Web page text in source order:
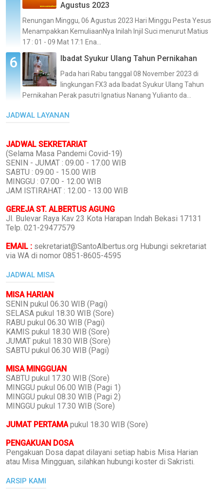
Agustus 2023
Renungan Minggu, 06 Agustus 2023 Hari Minggu Pesta Yesus
Menampakkan KemuliaanNya Inilah Injil Suci menurut Matius
17 : 01 - 09 Mat 17:1 Ena...
Ibadat Syukur Ulang Tahun Pernikahan
Pada hari Rabu tanggal 08 November 2023 di
lingkungan FX3 ada Ibadat Syukur Ulang Tahun
Pernikahan Perak pasutri Ignatius Nanang Yulianto da...
JADWAL LAYANAN
JADWAL SEKRETARIAT
(Selama Masa Pandemi Covid-19)
SENIN - JUMAT : 09.00 - 17.00 WIB
SABTU : 09.00 - 15.00 WIB
MINGGU : 07.00 - 12.00 WIB
JAM ISTIRAHAT : 12.00 - 13.00 WIB
GEREJA ST. ALBERTUS AGUNG
Jl. Bulevar Raya Kav 23 Kota Harapan Indah Bekasi 17131
Telp. 021-29477579
EMAIL : sekretariat@SantoAlbertus.org Hubungi sekretariat
via WA di nomor 0851-8605-4595
JADWAL MISA
MISA HARIAN
SENIN pukul 06.30 WIB (Pagi)
SELASA pukul 18.30 WIB (Sore)
RABU pukul 06.30 WIB (Pagi)
KAMIS pukul 18.30 WIB (Sore)
JUMAT pukul 18.30 WIB (Sore)
SABTU pukul 06.30 WIB (Pagi)
MISA MINGGUAN
SABTU pukul 17.30 WIB (Sore)
MINGGU pukul 06.00 WIB (Pagi 1)
MINGGU pukul 08.30 WIB (Pagi 2)
MINGGU pukul 17.30 WIB (Sore)
JUMAT PERTAMA pukul 18.30 WIB (Sore)
PENGAKUAN DOSA
Pengakuan Dosa dapat dilayani setiap habis Misa Harian
atau Misa Mingguan, silahkan hubungi koster di Sakristi.
ARSIP KAMI